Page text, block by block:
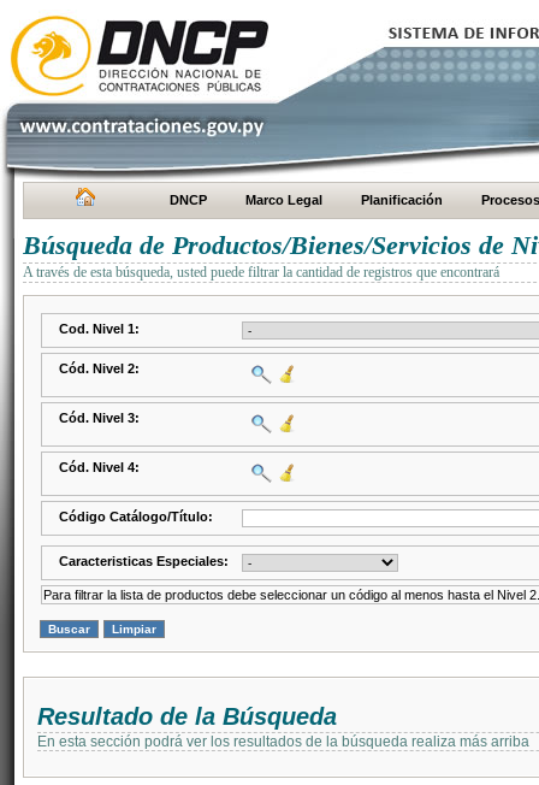
DNCP Marco Legal Planificación Procesos
Búsqueda de Productos/Bienes/Servicios de
A través de esta búsqueda, usted puede filtrar la cantidad de registros que encontrará
Cod. Nivel 1:
Cód. Nivel 2:
Cód. Nivel 3:
Cód. Nivel 4:
Código Catálogo/Título:
Caracteristicas Especiales:
Para filtrar la lista de productos debe seleccionar un código al menos hasta el Nivel 2.
Resultado de la Búsqueda
En esta sección podrá ver los resultados de la búsqueda realiza más arriba